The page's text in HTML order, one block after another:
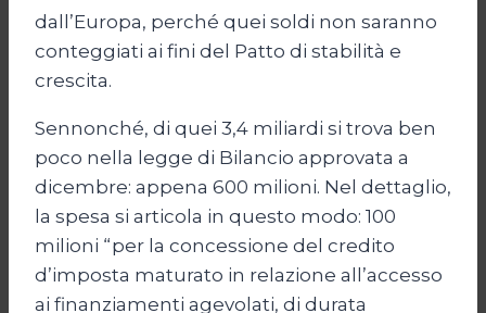
dall’Europa, perché quei soldi non saranno
conteggiati ai fini del Patto di stabilità e
crescita.
Sennonché, di quei 3,4 miliardi si trova ben
poco nella legge di Bilancio approvata a
dicembre: appena 600 milioni. Nel dettaglio,
la spesa si articola in questo modo: 100
milioni “per la concessione del credito
d’imposta maturato in relazione all’accesso
ai finanziamenti agevolati, di durata